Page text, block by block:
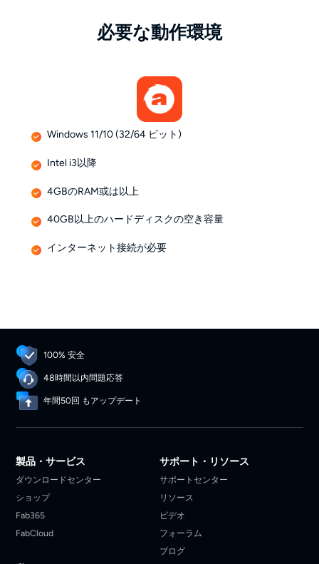
必要な動作環境
Windows 11/10 (32/64 ビット)
Intel i3以降
4GBのRAM或は以上
40GB以上のハードディスクの空き容量
インターネット接続が必要
100% 安全
48時間以内問題応答
年間50回 もアップデート
製品・サービス
ダウンロードセンター
ショップ
Fab365
FabCloud
サポート・リソース
サポートセンター
リソース
ビデオ
フォーラム
ブログ